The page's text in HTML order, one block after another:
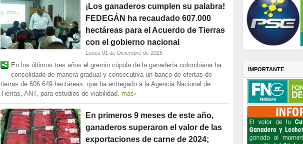
¡Los ganaderos cumplen su palabra!
FEDEGÁN ha recaudado 607.000
hectáreas para el Acuerdo de Tierras
con el gobierno nacional
Lunes 01 de Diciembre de 2025
En los últimos tres años el gremio cúpula de la ganadería colombiana ha
consolidado de manera gradual y consecutiva un banco de ofertas de
tierras de 606.649 hectáreas, que ha entregado a la Agencia Nacional de
Tierras, ANT, para estudios de viabilidad. más›
En primeros 9 meses de este año,
ganaderos superaron el valor de las
exportaciones de carne de 2024;
IMPORTANTE